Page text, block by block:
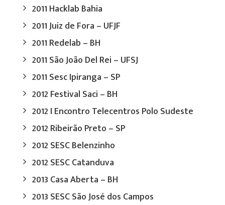
2011 Hacklab Bahia
2011 Juiz de Fora – UFJF
2011 Redelab – BH
2011 São João Del Rei – UFSJ
2011 Sesc Ipiranga – SP
2012 Festival Saci – BH
2012 I Encontro Telecentros Polo Sudeste
2012 Ribeirão Preto – SP
2012 SESC Belenzinho
2012 SESC Catanduva
2013 Casa Aberta – BH
2013 SESC São José dos Campos